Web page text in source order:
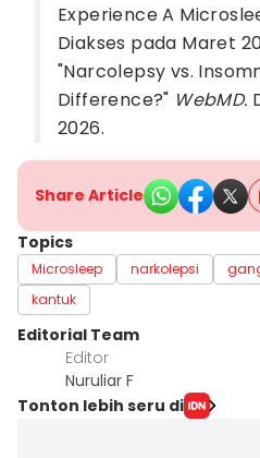
Experience A
Diakses pada Maret
"Narcolepsy vs.
Difference?" WebMD.
2026.
Share Article
Topics
Microsleep narkolepsi
kantuk
Editorial Team
Editor
Nuruliar F
Tonton lebih seru di